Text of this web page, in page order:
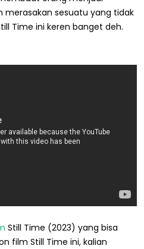
merasakan sesuatu yang tidak
Time ini keren banget deh.
Still Time (2023) yang bisa
film Still Time ini, kalian